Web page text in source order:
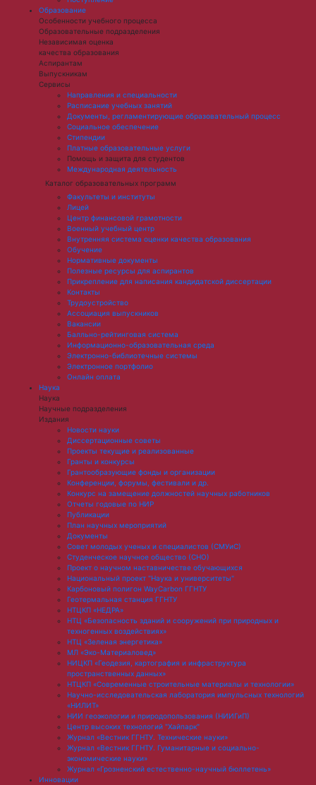
Образование
Особенности учебного процесса
Образовательные подразделения
Независимая оценка
качества образования
Аспирантам
Выпускникам
Сервисы
Направления и специальности
Расписание учебных занятий
Документы, регламентирующие образовательный процесс
Социальное обеспечение
Стипендии
Платные образовательные услуги
Помощь и защита для студентов
Международная деятельность
Каталог образовательных программ
Факультеты и институты
Лицей
Центр финансовой грамотности
Военный учебный центр
Внутренняя система оценки качества образования
Обучение
Нормативные документы
Полезные ресурсы для аспирантов
Прикрепление для написания кандидатской диссертации
Контакты
Трудоустройство
Ассоциация выпускников
Вакансии
Балльно-рейтинговая система
Информационно-образовательная среда
Электронно-библиотечные системы
Электронное портфолио
Онлайн оплата
Наука
Наука
Научные подразделения
Издания
Новости науки
Диссертационные советы
Проекты текущие и реализованные
Гранты и конкурсы
Грантообразующие фонды и организации
Конференции, форумы, фестивали и др.
Конкурс на замещение должностей научных работников
Отчеты годовые по НИР
Публикации
План научныx мероприятий
Документы
Совет молодых ученых и специалистов (СМУиС)
Студенческое научное общество (СНО)
Проект о научном наставничестве обучающихся
Национальный проект "Наука и университеты"
Карбоновый полигон WayCarbon ГГНТУ
Геотермальная станция ГГНТУ
НТЦКП «НЕДРА»
НТЦ «Безопасность зданий и сооружений при природных и
техногенных воздействиях»
НТЦ «Зеленая энергетика»
МЛ «Эко-Материаловед»
НИЦКП «Геодезия, картография и инфраструктура
пространственных данных»
НТЦКП «Современные строительные материалы и технологии»
Научно-исследовательская лаборатория импульсных технологий
«НИЛИТ»
НИИ геоэкологии и природопользования (НИИГиП)
Центр высоких технологий "Хайпарк"
Журнал «Вестник ГГНТУ. Технические науки»
Журнал «Вестник ГГНТУ. Гуманитарные и социально-
экономические науки»
Журнал «Грозненский естественно-научный бюллетень»
Инновации